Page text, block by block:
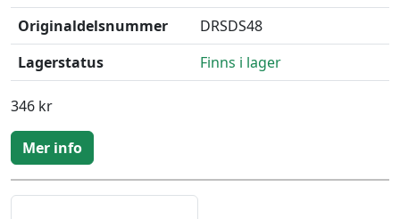
Originaldelsnummer
DRSDS48
Lagerstatus
Finns i lager
346 kr
Mer info